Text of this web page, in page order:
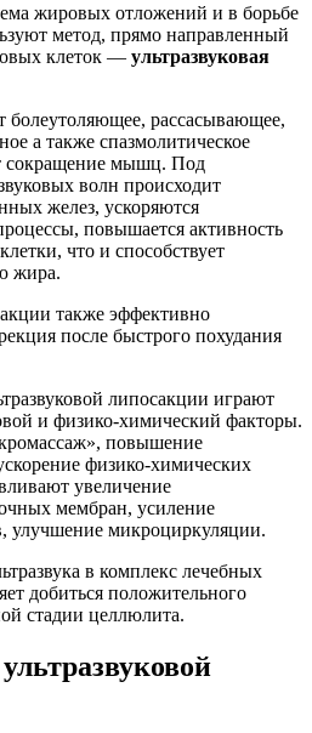
жировых отложений и в борьбе
метод, прямо направленный
клеток — ультразвуковая
болеутоляющее, рассасывающее,
а также спазмолитическое
сокращение мышц. Под
волн происходит
желез, ускоряются
повышается активность
что и способствует
жира.
также эффективно
после быстрого похудания
липосакции играют
и физико-химический факторы.
повышение
физико-химических
увеличение
мембран, усиление
улучшение микроциркуляции.
в комплекс лечебных
добиться положительного
стадии целлюлита.